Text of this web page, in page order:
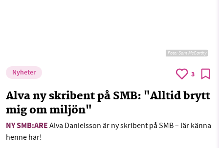
Foto:Sam McCarthy
Nyheter 3
Alva ny skribent på SMB: "Alltid brytt
mig om miljön"
NY SMB:ARE Alva Danielsson är ny skribent på SMB – lär känna
henne här!